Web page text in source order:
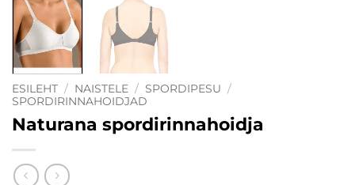
ESILEHT / NAISTELE / SPORDIPESU /
SPORDIRINNAHOIDJAD
Naturana spordirinnahoidja